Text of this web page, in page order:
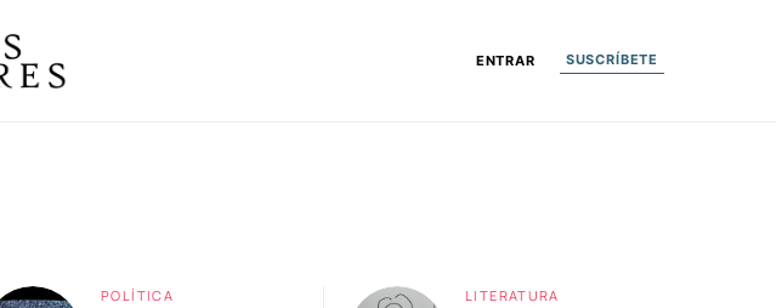
ENTRAR SUSCRÍBETE
POLÍTICA LITERATURA